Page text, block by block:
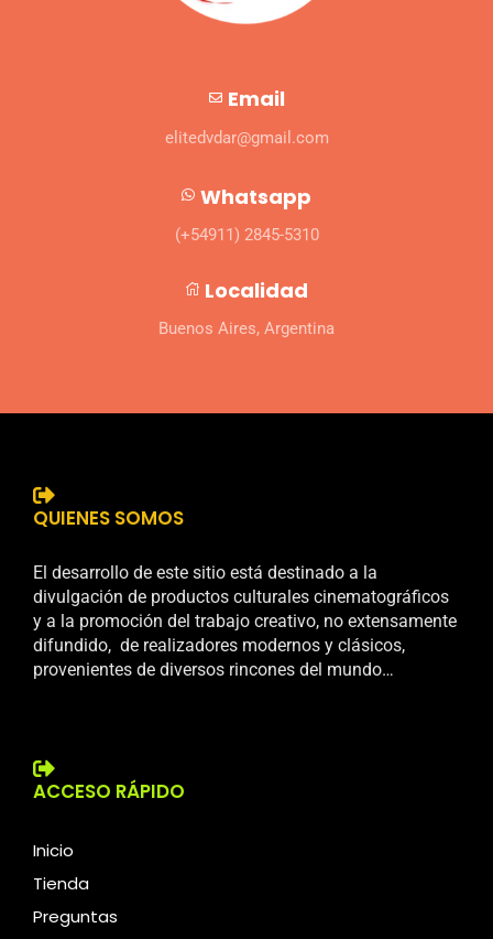
Email
elitedvdar@gmail.com
Whatsapp
(+54911) 2845-5310
Localidad
Buenos Aires, Argentina
QUIENES SOMOS
El desarrollo de este sitio está destinado a la
divulgación de productos culturales cinematográficos
y a la promoción del trabajo creativo, no extensamente
difundido, de realizadores modernos y clásicos,
provenientes de diversos rincones del mundo…
ACCESO RÁPIDO
Inicio
Tienda
Preguntas